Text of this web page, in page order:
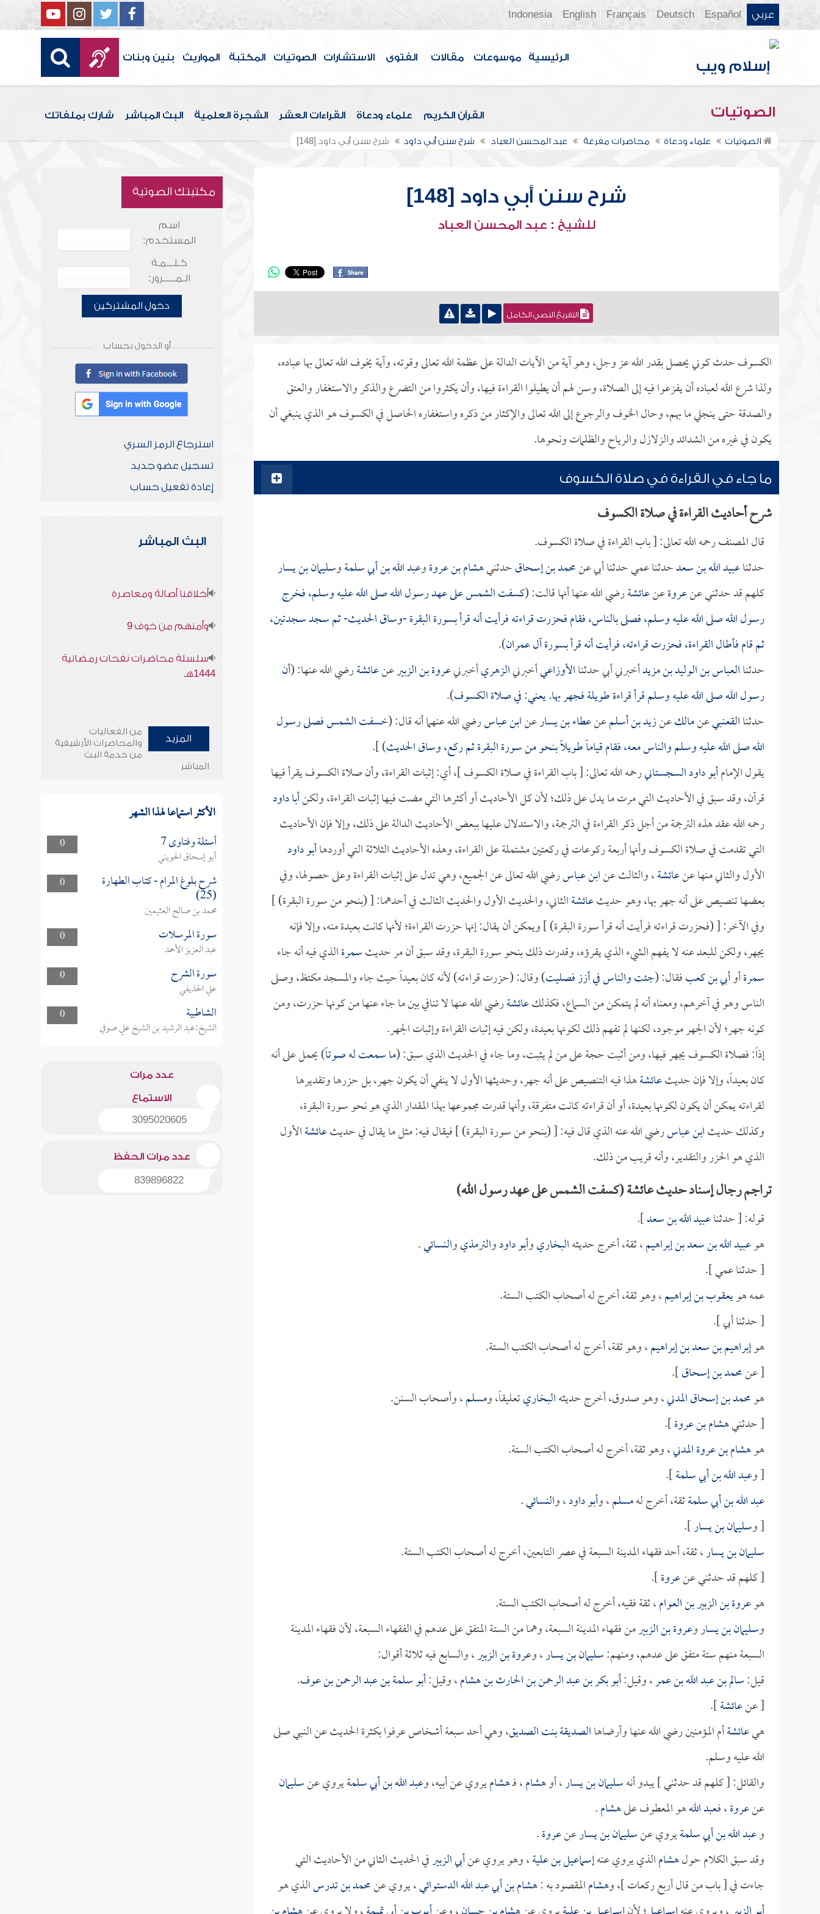
عربي Español
Deutsch
Français
English
Indonesia
الرئيسية موسوعات مقالات الفتوى الاستشارات الصوتيات المكتبة المواريث بنين وبنات
الصوتيات القرآن الكريم علماء ودعاة القراءات العشر الشجرة العلمية البث المباشر شارك بملفاتك
الصوتيات علماء ودعاة محاضرات مفرغة عبد المحسن العباد شرح سنن أبي داود شرح سنن أبي داود [148]
شرح سنن أبي داود [148]
للشيخ : عبد المحسن العباد
التفريغ النصي الكامل
الكسوف حدث كوني يحصل بقدر الله عز وجل، وهو آية من الآيات الدالة على عظمة الله تعالى وقوته، وآية يخوف الله تعالى بها عباده،
ولذا شرع الله لعباده أن يفزعوا فيه إلى الصلاة، وسن لهم أن يطيلوا القراءة فيها، وأن يكثروا من التضرع والذكر والاستغفار والعتق
والصدقة حتى ينجلي ما بهم، وحال الخوف والرجوع إلى الله تعالى والإكثار من ذكره واستغفاره الحاصل في الكسوف هو الذي ينبغي أن
يكون في غيره من الشدائد والزلازل والرياح والظلمات ونحوها.
ما جاء في القراءة في صلاة الكسوف
شرح أحاديث القراءة في صلاة الكسوف
قال المصنف رحمه الله تعالى: [ باب القراءة في صلاة الكسوف.
حدثناعبيد الله بن سعدحدثنا عمي حدثنا أبي عنمحمد بن إسحاقحدثنيهشام بن عروةوعبد الله بن أبي سلمةوسليمان بن يسار
كلهم قد حدثني عنعروةعنعائشةرضي الله عنها أنها قالت: (كسفت الشمس على عهد رسول الله صلى الله عليه وسلم، فخرج
رسول الله صلى الله عليه وسلم، فصلى بالناس، فقام فحزرت قراءته فرأيت أنه قرأ بسورة البقرة -وساق الحديث- ثم سجد سجدتين،
ثم قام فأطال القراءة، فحزرت قراءته، فرأيت أنه قرأ بسورة آل عمران).
حدثناالعباس بن الوليد بن مزيدأخبرني أبي حدثناالأوزاعيأخبرنيالزهريأخبرنيعروة بن الزبيرعنعائشةرضي الله عنها: (أن
رسول الله صلى الله عليه وسلم قرأ قراءة طويلة فجهر بها. يعني: في صلاة الكسوف).
حدثناالقعنبيعنمالكعنزيد بن أسلمعنعطاء بن يسارعنابن عباسرضي الله عنهما أنه قال: (خسفت الشمس فصلى رسول
الله صلى الله عليه وسلم والناس معه، فقام قياماً طويلاً بنحو من سورة البقرة ثم ركع، وساق الحديث) ].
يقول الإمامأبو داود السجستانيرحمه الله تعالى: [ باب القراءة في صلاة الكسوف ]، أي: إثبات القراءة، وأن صلاة الكسوف يقرأ فيها
قرآن، وقد سبق في الأحاديث التي مرت ما يدل على ذلك؛ لأن كل الأحاديث أو أكثرها التي مضت فيها إثبات القراءة، ولكنأبا داود
رحمه الله عقد هذه الترجمة من أجل ذكر القراءة في الترجمة، والاستدلال عليها ببعض الأحاديث الدالة على ذلك، وإلا فإن الأحاديث
التي تقدمت في صلاة الكسوف وأنها أربعة ركوعات في ركعتين مشتملة على القراءة، وهذه الأحاديث الثلاثة التي أوردهاأبو داود
الأول والثاني منها عنعائشة، والثالث عنابن عباسرضي الله تعالى عن الجميع، وهي تدل على إثبات القراءة وعلى حصولها، وفي
بعضها تنصيص على أنه جهر بها، وهو حديثعائشةالثاني، والحديث الأول والحديث الثالث في أحدهما: [ (بنحو من سورة البقرة) ]
وفي الآخر: [ (فحزرت قراءته فرأيت أنه قرأ سورة البقرة) ] ويمكن أن يقال: إنها حزرت القراءة؛ لأنها كانت بعيدة منه، وإلا فإنه
يجهر، ولكن للبعد عنه لا يفهم الشيء الذي يقرؤه، وقدرت ذلك بنحو سورة البقرة، وقد سبق أن مر حديثسمرةالذي فيه أنه جاء
سمرةأوأبي بن كعبفقال: (جئت والناس في أزز فصليت) وقال: (حزرت قراءته) لأنه كان بعيداً حيث جاء والمسجد مكتظ، وصلى
الناس وهو في آخرهم، ومعناه أنه لم يتمكن من السماع، فكذلكعائشةرضي الله عنها لا تنافي بين ما جاء عنها من كونها حزرت، ومن
كونه جهر؛ لأن الجهر موجود، لكنها لم تفهم ذلك لكونها بعيدة، ولكن فيه إثبات القراءة وإثبات الجهر.
إذاً: فصلاة الكسوف يجهر فيها، ومن أثبت حجة على من لم يثبت، وما جاء في الحديث الذي سبق: (ما سمعت له صوتاً) يحمل على أنه
كان بعيداً، وإلا فإن حديثعائشةهذا فيه التنصيص على أنه جهر، وحديثها الأول لا ينفي أن يكون جهر، بل حزرها وتقديرها
لقراءته يمكن أن يكون لكونها بعيدة، أو أن قراءته كانت متفرقة، وأنها قدرت مجموعها بهذا المقدار الذي هو نحو سورة البقرة،
وكذلك حديثابن عباسرضي الله عنه الذي قال فيه: [ (بنحو من سورة البقرة) ] فيقال فيه: مثل ما يقال في حديثعائشةالأول
الذي هو الحزر والتقدير، وأنه قريب من ذلك.
تراجم رجال إسناد حديث عائشة (كسفت الشمس على عهد رسول الله)
قوله: [ حدثناعبيد الله بن سعد].
هوعبيد الله بن سعد بن إبراهيم، ثقة، أخرج حديثهالبخاريوأبو داودوالترمذيوالنسائي.
[ حدثنا عمي ].
عمه هويعقوب بن إبراهيم، وهو ثقة، أخرج له أصحاب الكتب الستة.
[ حدثنا أبي ].
هوإبراهيم بن سعد بن إبراهيم، وهو ثقة، أخرج له أصحاب الكتب الستة.
[ عنمحمد بن إسحاق].
هومحمد بن إسحاق المدني، وهو صدوق، أخرج حديثهالبخاريتعليقاً، ومسلم، وأصحاب السنن.
[ حدثنيهشام بن عروة].
هوهشام بن عروة المدني، وهو ثقة، أخرج له أصحاب الكتب الستة.
[ وعبد الله بن أبي سلمة].
عبد الله بن أبي سلمةثقة، أخرج لهمسلم، وأبو داود، والنسائي.
[ وسليمان بن يسار].
سليمان بن يسار، ثقة، أحد فقهاء المدينة السبعة في عصر التابعين، أخرج له أصحاب الكتب الستة.
[ كلهم قد حدثني عنعروة].
هوعروة بن الزبير بن العوام، ثقة فقيه، أخرج له أصحاب الكتب الستة.
وسليمان بن يساروعروة بن الزبيرمن فقهاء المدينة السبعة، وهما من الستة المتفق على عدهم في الفقهاء السبعة، لأن فقهاء المدينة
السبعة منهم ستة متفق على عدهم، ومنهم:سليمان بن يسار، وعروة بن الزبير، والسابع فيه ثلاثة أقوال:
قيل:سالم بن عبد الله بن عمر، وقيل:أبو بكر بن عبد الرحمن بن الحارث بن هشام، وقيل:أبو سلمة بن عبد الرحمن بن عوف.
[ عنعائشة].
هيعائشةأم المؤمنين رضي الله عنها وأرضاهاالصديقة بنت الصديق، وهي أحد سبعة أشخاص عرفوا بكثرة الحديث عن النبي صلى
الله عليه وسلم.
والقائل: [ كلهم قد حدثني ] يبدو أنهسليمان بن يسار، أوهشام، فـهشاميروي عن أبيه، وعبد الله بن أبي سلمةيروي عنسليمان
عنعروة، فـعبد اللههو المعطوف علىهشام.
وعبد الله بن أبي سلمةيروي عنسليمان بن يسارعنعروة.
وقد سبق الكلام حولهشامالذي يروي عنهإسماعيل بن علية، وهو يروي عنأبي الزبيرفي الحديث الثاني من الأحاديث التي
جاءت في [ باب من قال أربع ركعات ]، وهشامالمقصود به :هشام بن أبي عبد الله الدستوائي، يروي عنمحمد بن تدرسالذي هو
مكتبتك الصوتية
اسم
المستخدم:
كـلـــمـة
الـمـــــرور:
دخول المشتركين
أو الدخول بحساب
استرجاع الرمز السري
تسجيل عضو جديد
إعادة تفعيل حساب
البث المباشر
أخلاقنا أصالة ومعاصرة
وأمنهم من خوف 9
سلسلة محاضرات نفحات رمضانية
1444هـ
المزيد
من الفعاليات
والمحاضرات الأرشيفية
من خدمة البث
المباشر
الأكثر استماعا لهذا الشهر
0 أسئلة وفتاوى 7
أبو إسحاق الحويني
0
شرح بلوغ المرام - كتاب الطهارة
(25)
محمد بن صالح العثيمين
0
سورة المرسلات
عبد العزيز الأحمد
0
سورة الشرح
علي الحذيفي
0
الشاطبية
الشيخ:عبد الرشيد بن الشيخ علي صوفي
عدد مرات
الاستماع
3095020605
عدد مرات الحفظ
839896822